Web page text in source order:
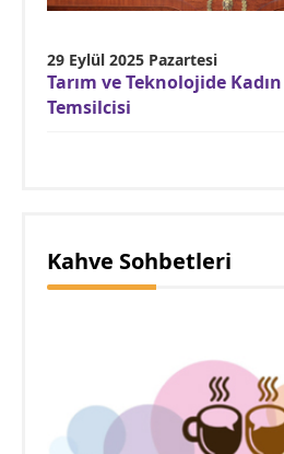
29 Eylül 2025 Pazartesi
Tarım ve Teknolojide
Temsilcisi
Kahve Sohbetleri